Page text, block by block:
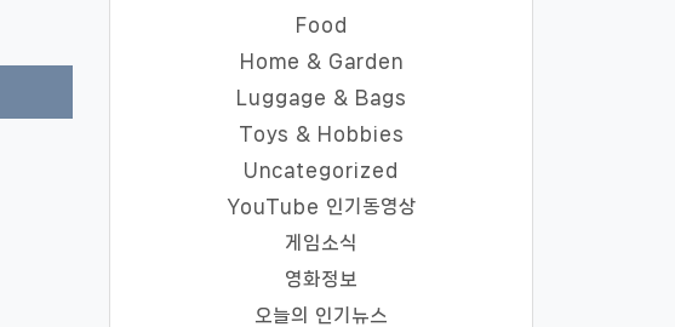
Food
Home & Garden
Luggage & Bags
Toys & Hobbies
Uncategorized
YouTube 인기동영상
게임소식
영화정보
오늘의 인기뉴스